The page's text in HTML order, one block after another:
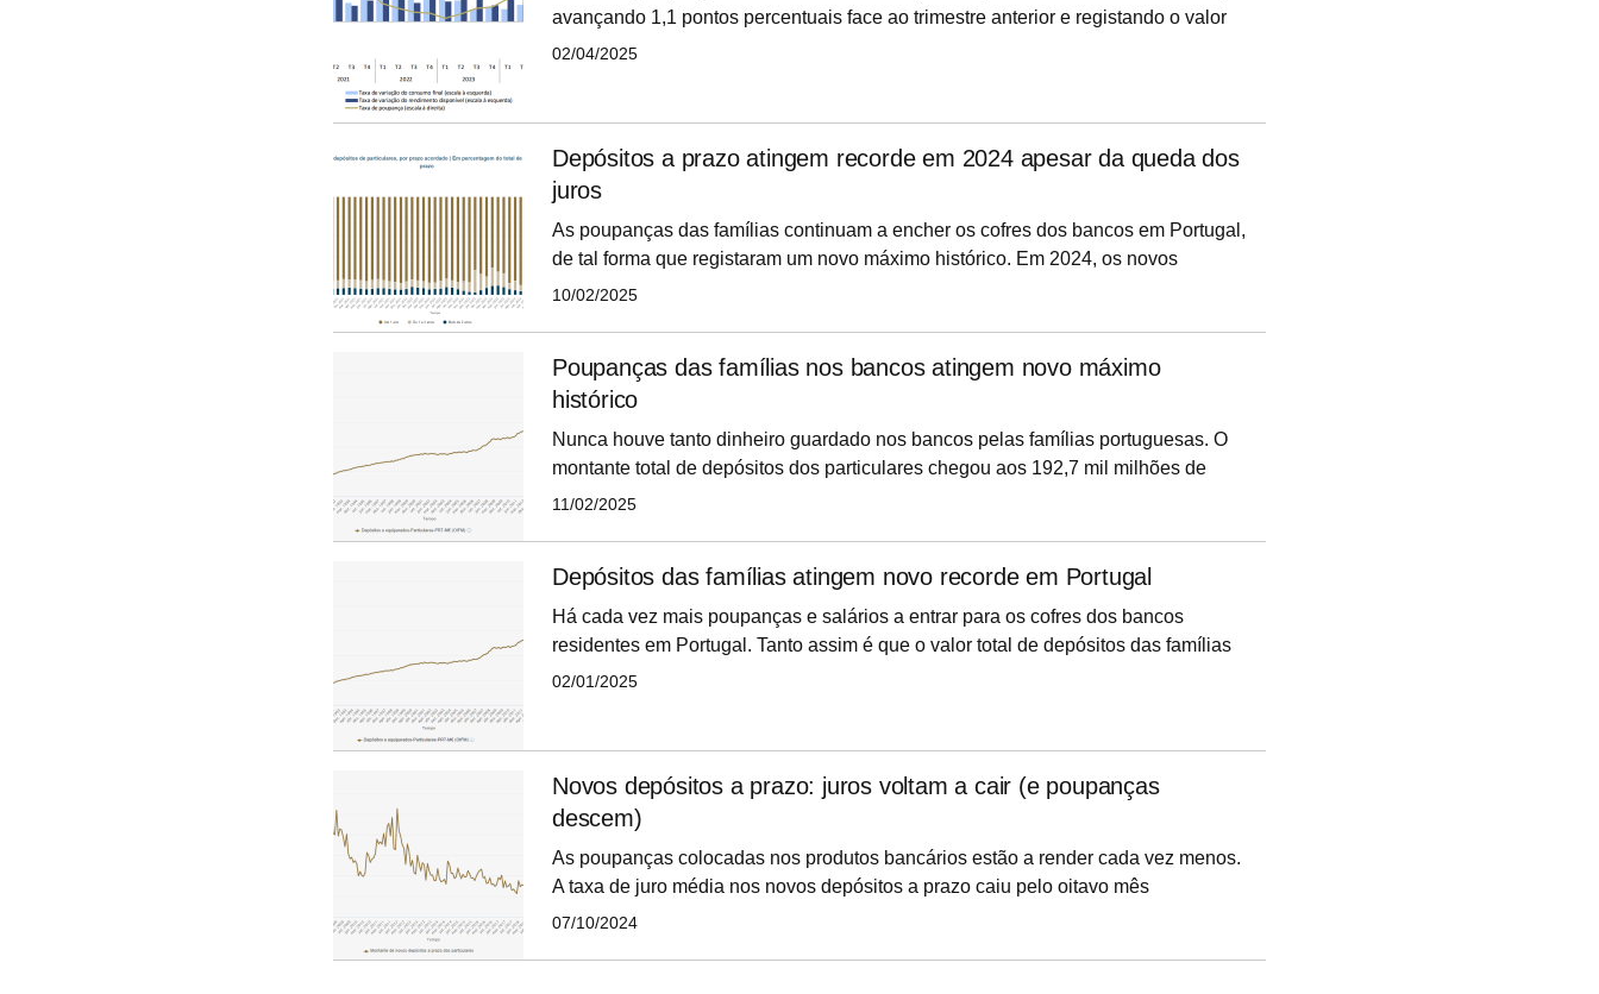
avançando 1,1 pontos percentuais face ao trimestre anterior e registando o valor
mais alto desde o 1.º trimestre de 2021, divulgou INE esta quarta-feira, dia 26 de
02/04/2025
Depósitos a prazo atingem recorde em 2024 apesar da queda dos
juros
As poupanças das famílias continuam a encher os cofres dos bancos em Portugal,
de tal forma que registaram um novo máximo histórico. Em 2024, os novos
depósitos a prazo de particulares totalizaram 128,4 mil milhões de euros, o maior
10/02/2025
Poupanças das famílias nos bancos atingem novo máximo
histórico
Nunca houve tanto dinheiro guardado nos bancos pelas famílias portuguesas. O
montante total de depósitos dos particulares chegou aos 192,7 mil milhões de
euros no final de 2024, o maior valor desde que há registos contabilizados pelo
11/02/2025
Depósitos das famílias atingem novo recorde em Portugal
Há cada vez mais poupanças e salários a entrar para os cofres dos bancos
residentes em Portugal. Tanto assim é que o valor total de depósitos das famílias
passou a totalizar 191,7 mil milhões de euros em novembro, um novo recorde
02/01/2025
Novos depósitos a prazo: juros voltam a cair (e poupanças
descem)
As poupanças colocadas nos produtos bancários estão a render cada vez menos.
A taxa de juro média nos novos depósitos a prazo caiu pelo oitavo mês
consecutivo para 2,57% em agosto. E o Banco de Portugal (BdP) também deu
07/10/2024